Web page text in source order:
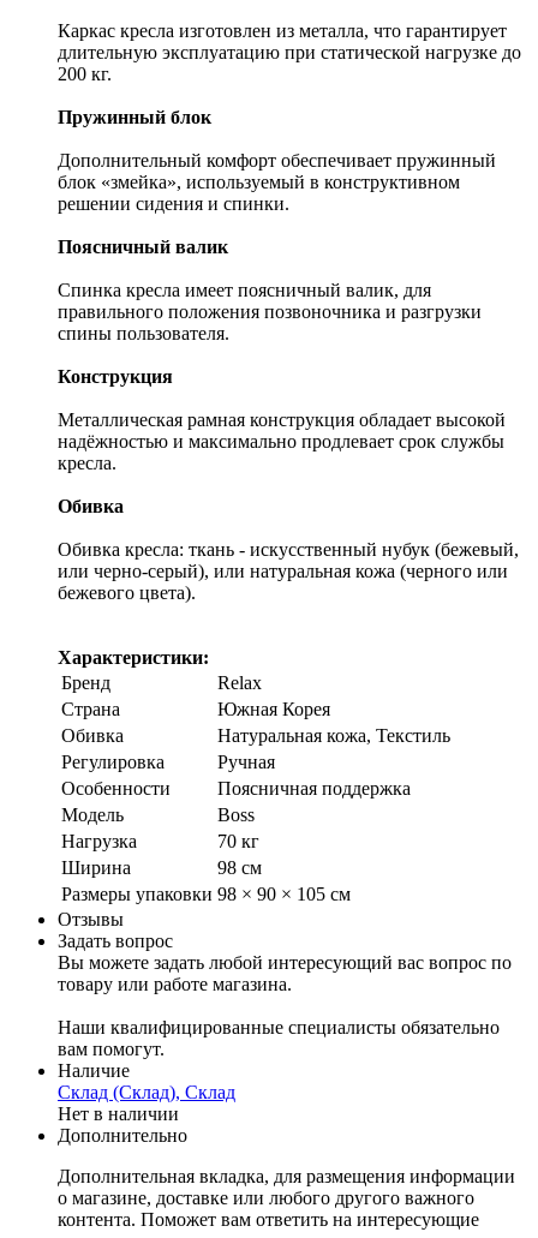
Каркас кресла изготовлен из металла, что гарантирует
длительную эксплуатацию при статической нагрузке до
200 кг.
Пружинный блок
Дополнительный комфорт обеспечивает пружинный
блок «змейка», используемый в конструктивном
решении сидения и спинки.
Поясничный валик
Спинка кресла имеет поясничный валик, для
правильного положения позвоночника и разгрузки
спины пользователя.
Конструкция
Металлическая рамная конструкция обладает высокой
надёжностью и максимально продлевает срок службы
кресла.
Обивка
Обивка кресла: ткань - искусственный нубук (бежевый,
или черно-серый), или натуральная кожа (черного или
бежевого цвета).
Характеристики:
Бренд
Relax
Страна
Южная Корея
Обивка
Натуральная кожа, Текстиль
Регулировка
Ручная
Особенности
Поясничная поддержка
Модель
Boss
Нагрузка
70 кг
Ширина
98 см
Размеры упаковки 98 × 90 × 105 см
Отзывы
Задать вопрос
Вы можете задать любой интересующий вас вопрос по
товару или работе магазина.
Наши квалифицированные специалисты обязательно
вам помогут.
Наличие
Склад (Склад), Склад
Нет в наличии
Дополнительно
Дополнительная вкладка, для размещения информации
о магазине, доставке или любого другого важного
контента. Поможет вам ответить на интересующие